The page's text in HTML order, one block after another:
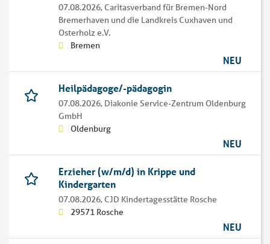
07.08.2026, Caritasverband für Bremen-Nord
Bremerhaven und die Landkreis Cuxhaven und
Osterholz e.V.
Bremen
NEU
Heilpädagoge/-pädagogin
07.08.2026, Diakonie Service-Zentrum Oldenburg
GmbH
Oldenburg
NEU
Erzieher (w/m/d) in Krippe und
Kindergarten
07.08.2026, CJD Kindertagesstätte Rosche
29571 Rosche
NEU